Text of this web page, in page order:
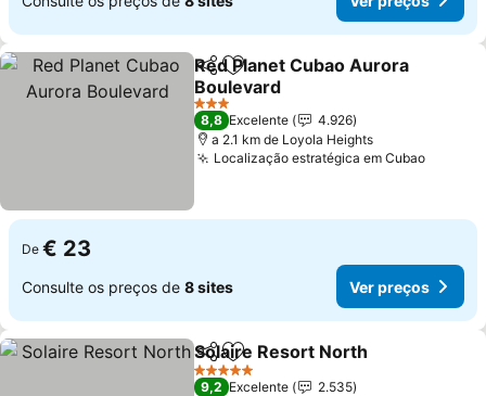
PartilharAdicionar aos favoritos
Red Planet Cubao Aurora
Boulevard
Ver preços
3 Estrelas
8,8 Excelente
4.926
a 2.1 km de Loyola Heights
Localização estratégica em CubaoVer
De € 23
Consulte os preços de 8 sites Ver preços
PartilharAdicionar aos favoritos
Solaire Resort North
5 Estrelas
9,2 Excelente
2.535